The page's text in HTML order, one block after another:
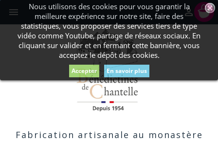
 shopping_cart

Fabrication artisanale au monastère
Nous utilisons des cookies pour vous garantir la
meilleure expérience sur notre site, faire des
statistiques, vous proposer des services tiers de type
vidéo comme Youtube, partage de réseaux sociaux. En
cliquant sur valider et en fermant cette bannière, vous
acceptez le dépôt des cookies.
Accepter En savoir plus